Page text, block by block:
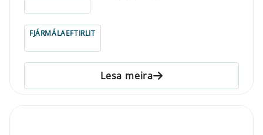
FJÁRMÁLAEFTIRLIT
Lesa meira